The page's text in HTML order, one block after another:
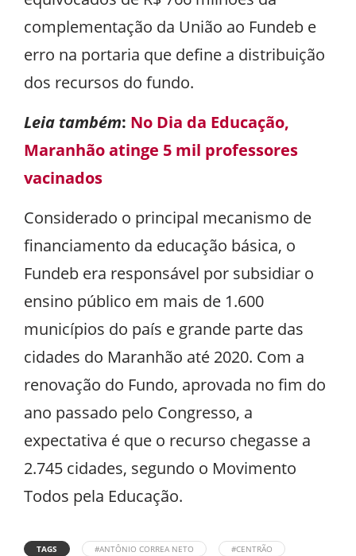
complementação da União ao Fundeb e
erro na portaria que define a distribuição
dos recursos do fundo.
Leia também: No Dia da Educação,
Maranhão atinge 5 mil professores
vacinados
Considerado o principal mecanismo de
financiamento da educação básica, o
Fundeb era responsável por subsidiar o
ensino público em mais de 1.600
municípios do país e grande parte das
cidades do Maranhão até 2020. Com a
renovação do Fundo, aprovada no fim do
ano passado pelo Congresso, a
expectativa é que o recurso chegasse a
2.745 cidades, segundo o Movimento
Todos pela Educação.
TAGS #ANTÔNIO CORREA NETO #CENTRÃO